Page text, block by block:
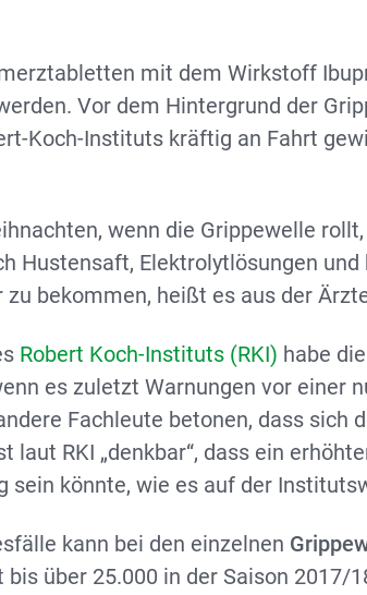
mit dem Wirkstoff
Vor dem Hintergrund der
Koch-Instituts kräftig an Fahrt
wenn die Grippewelle
Hustensaft, Elektrolytlösungen
bekommen, heißt es aus der
Robert Koch-Instituts (RKI) habe die
es zuletzt Warnungen vor einer
Fachleute betonen, dass sich
laut RKI „denkbar“, dass ein
sein könnte, wie es auf der
kann bei den einzelnen
über 25.000 in der Saison 2017/